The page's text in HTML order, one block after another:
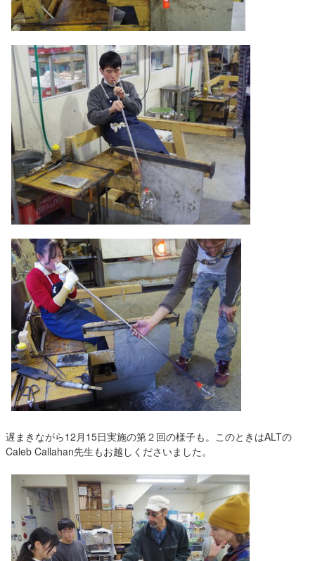
遅まきながら12月15日実施の第２回の様子も。このときはALTの
Caleb Callahan先生もお越しくださいました。